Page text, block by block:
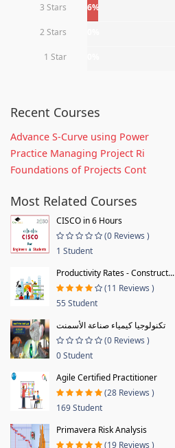
3 Stars 6%
2 Stars
1 Star
Recent Courses
Advance S-Curve using Power
Practice Managing Project Ri
Foundations of Projects Cont
Most Related Courses
CISCO in 6 Hours
(0 Reviews )
1 Student
Productivity Rates - Construct...
(11 Reviews )
55 Student
تكنولوجيا كيمياء صناعة الأسمنت
(0 Reviews )
0 Student
Agile Certified Practitioner
(28 Reviews )
169 Student
Primavera Risk Analysis
(19 Reviews )